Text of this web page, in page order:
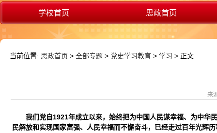
学校首页 思政首页
当前位置: 思政首页 > 全部专题 > 党史学习教育 > 学习 > 正文
来
我们党自1921年成立以来，始终把为中国人民谋幸福、为中华
民解放和实现国家富强、人民幸福而不懈奋斗，已经走过百年光辉